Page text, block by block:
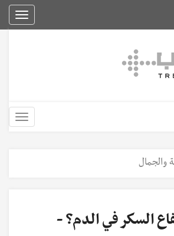
Toggle
Toggle
والجمال
السكر في الدم؟ -